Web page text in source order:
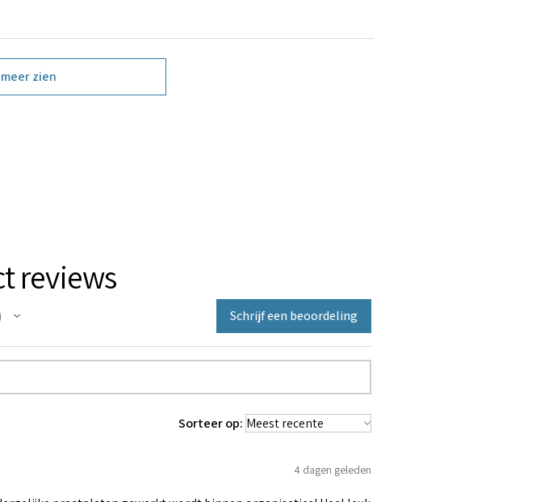
zien
reviews
Schrijf een beoordeling
Sorteer op:
4 dagen geleden